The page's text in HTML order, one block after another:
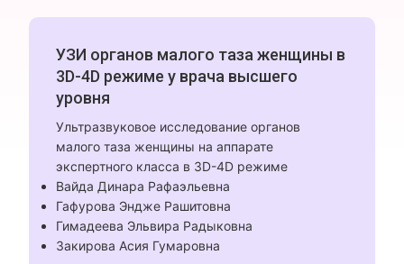
УЗИ органов малого таза женщины в
3D-4D режиме у врача высшего
уровня
Ультразвуковое исследование органов
малого таза женщины на аппарате
экспертного класса в 3D-4D режиме
Вайда Динара Рафаэльевна
Гафурова Эндже Рашитовна
Гимадеева Эльвира Радыковна
Закирова Асия Гумаровна